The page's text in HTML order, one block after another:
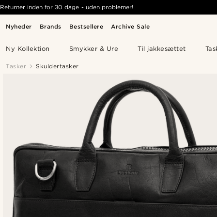
Nyheder Brands Bestsellere Archive Sale
Ny Kollektion Smykker & Ure Til jakkesættet
Returner inden for 30 dage - uden problemer!
Tasker Skuldertasker